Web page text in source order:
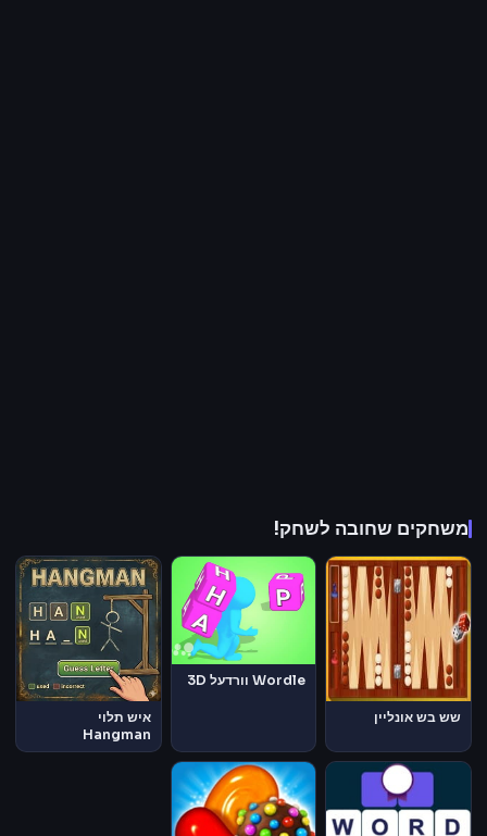
משחקים שחובה לשחק!
שש בש אונליין
Wordle וורדעל 3D
איש תלוי
Hangman